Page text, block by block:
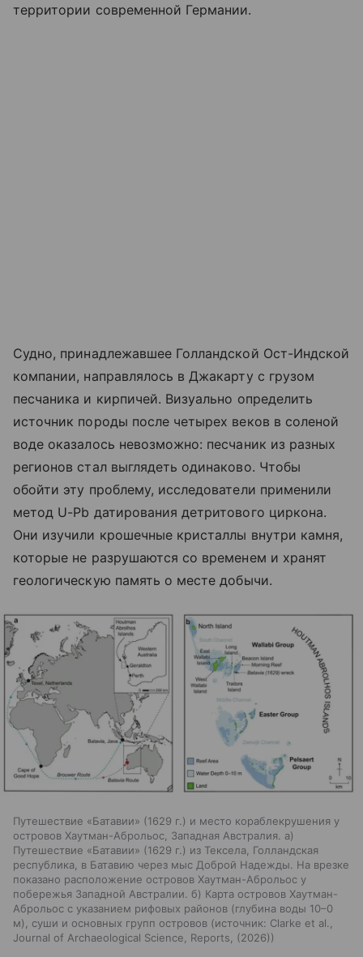
территории современной Германии.
Судно, принадлежавшее Голландской Ост-Индской
компании, направлялось в Джакарту с грузом
песчаника и кирпичей. Визуально определить
источник породы после четырех веков в соленой
воде оказалось невозможно: песчаник из разных
регионов стал выглядеть одинаково. Чтобы
обойти эту проблему, исследователи применили
метод U-Pb датирования детритового циркона.
Они изучили крошечные кристаллы внутри камня,
которые не разрушаются со временем и хранят
геологическую память о месте добычи.
Путешествие «Батавии» (1629 г.) и место кораблекрушения у
островов Хаутман-Аброльос, Западная Австралия. а)
Путешествие «Батавии» (1629 г.) из Тексела, Голландская
республика, в Батавию через мыс Доброй Надежды. На врезке
показано расположение островов Хаутман-Аброльос у
побережья Западной Австралии. б) Карта островов Хаутман-
Аброльос с указанием рифовых районов (глубина воды 10–0
м), суши и основных групп островов
источник: Clarke et al.,
Journal of Archaeological Science, Reports, (2026)